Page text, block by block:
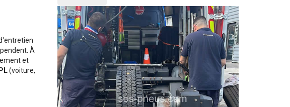
À
et
(voiture,